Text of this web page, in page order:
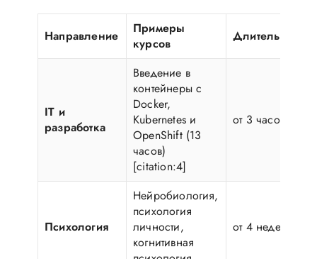
Направление
Примеры
курсов
Длительность
IT и
разработка
Введение в
контейнеры с
Docker,
Kubernetes и
OpenShift (13
часов)
[citation:4]
от 3 часов
Психология
Нейробиология,
психология
личности,
когнитивная
от 4 недель